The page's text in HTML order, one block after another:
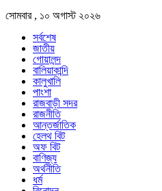
সোমবার , ১০ অগাস্ট ২০২৬
সর্বশেষ
জাতীয়
গোয়ালন্দ
বালিয়াকান্দি
কালুখালি
পাংশা
রাজবাড়ী সদর
রাজনীতি
আন্তর্জাতিক
হেলথ বিট
অফ বিট
বাণিজ্য
অর্থনীতি
ধর্ম